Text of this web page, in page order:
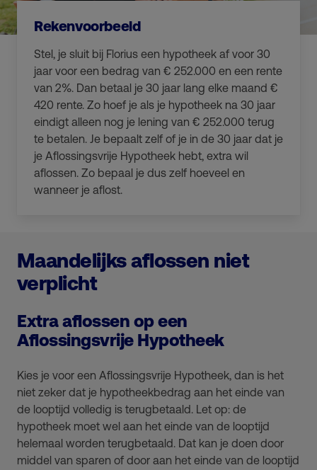
Rekenvoorbeeld
Stel, je sluit bij Florius een hypotheek af voor 30
jaar voor een bedrag van € 252.000 en een rente
van 2%. Dan betaal je 30 jaar lang elke maand €
420 rente. Zo hoef je als je hypotheek na 30 jaar
eindigt alleen nog je lening van € 252.000 terug
te betalen. Je bepaalt zelf of je in de 30 jaar dat je
je Aflossingsvrije Hypotheek hebt, extra wil
aflossen. Zo bepaal je dus zelf hoeveel en
wanneer je aflost.
Maandelijks aflossen niet
verplicht
Extra aflossen op een
Aflossingsvrije Hypotheek
Kies je voor een Aflossingsvrije Hypotheek, dan is het
niet zeker dat je hypotheekbedrag aan het einde van
de looptijd volledig is terugbetaald. Let op: de
hypotheek moet wel aan het einde van de looptijd
helemaal worden terugbetaald. Dat kan je doen door
middel van sparen of door aan het einde van de looptijd